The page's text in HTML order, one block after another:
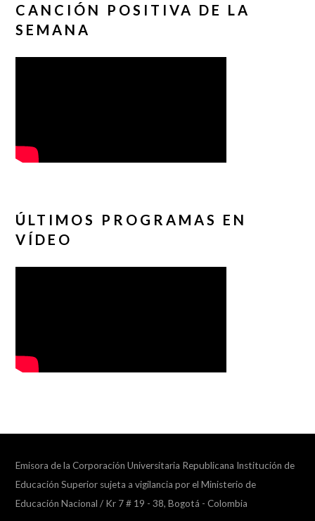
CANCIÓN POSITIVA DE LA
SEMANA
ÚLTIMOS PROGRAMAS EN
VÍDEO
Emisora de la Corporación Universitaria Republicana Institución de
Educación Superior sujeta a vigilancia por el Ministerio de
Educación Nacional / Kr 7 # 19 - 38, Bogotá - Colombia